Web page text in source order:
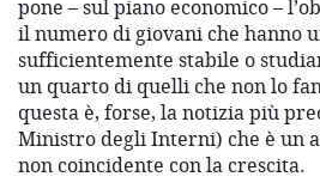
pone – sul piano economico –
il numero di giovani che hanno
sufficientemente stabile o
un quarto di quelli che non lo
questa è, forse, la notizia più
Ministro degli Interni) che è un
non coincidente con la crescita.